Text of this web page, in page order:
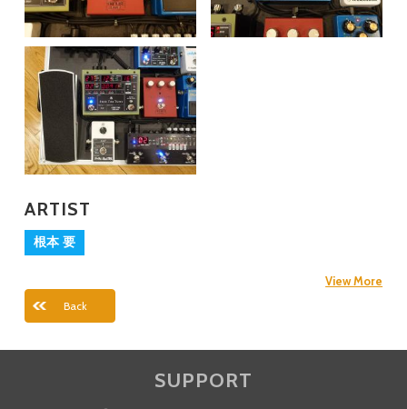
ARTIST
根本 要
View More
Back
SUPPORT